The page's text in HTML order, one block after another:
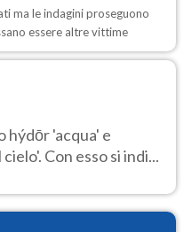
ma le indagini proseguono
essere altre vittime
hýdōr 'acqua' e
Con esso si indi...